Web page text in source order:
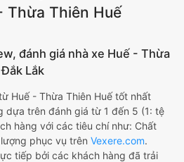
Thừa Thiên Huế
đánh giá nhà xe Huế - Thừa
Lắk
Huế - Thừa Thiên Huế tốt nhất
dựa trên đánh giá từ 1 đến 5 (1: tệ
hàng với các tiêu chí như: Chất
phục vụ trên Vexere.com.
tiếp bởi các khách hàng đã trải